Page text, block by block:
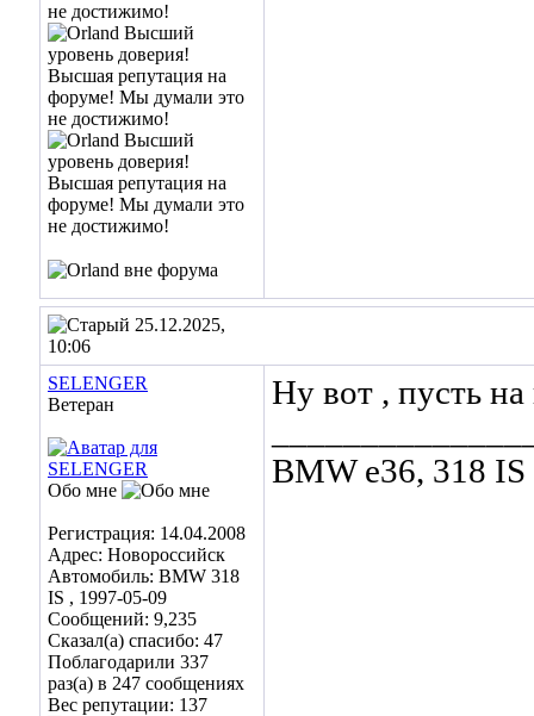
25.12.2025,
10:06
SELENGER
Ветеран
Обо мне
Регистрация: 14.04.2008
Адрес: Новороссийск
Автомобиль: BMW 318
IS , 1997-05-09
Сообщений: 9,235
Сказал(а) спасибо: 47
Поблагодарили 337
раз(а) в 247 сообщениях
Вес репутации: 137
Ну вот , пусть
BMW е36, 318